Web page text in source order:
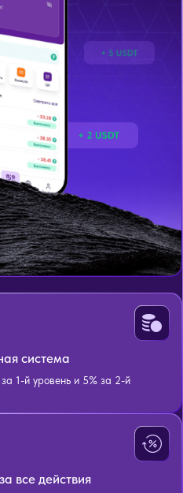
система
1-й уровень и 5% за 2-й
все действия